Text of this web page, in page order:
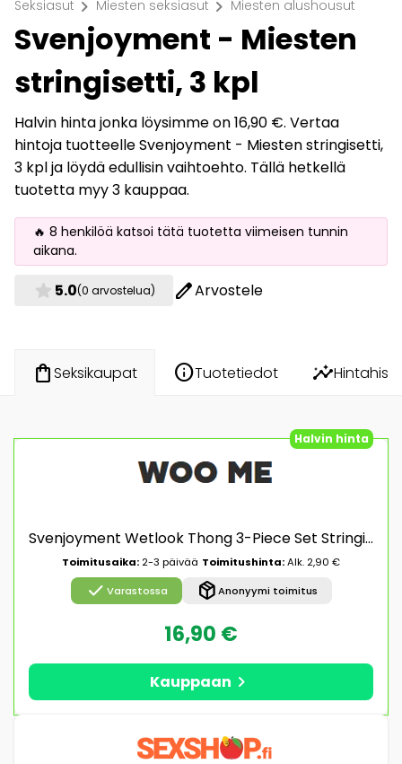
Seksiasut chevron_right Miesten seksiasut chevron_right Miesten alushousut
Svenjoyment - Miesten
stringisetti, 3 kpl
Halvin hinta jonka löysimme on 16,90 €. Vertaa
hintoja tuotteelle Svenjoyment - Miesten stringisetti,
3 kpl ja löydä edullisin vaihtoehto. Tällä hetkellä
tuotetta myy 3 kauppaa.
🔥 8 henkilöä katsoi tätä tuotetta viimeisen tunnin
aikana.
star 5.0(0 arvostelua) editArvostele
shopping_bagSeksikaupat infoTuotetiedot insights
Halvin hinta
Svenjoyment Wetlook Thong 3-Piece Set Stringikalsarit 3-pack
Toimitusaika: 2-3 päivää Toimitushinta:Alk. 2,90 €
check Varastossa package_2Anonyymi toimitus
16,90 €
Kauppaan chevron_right